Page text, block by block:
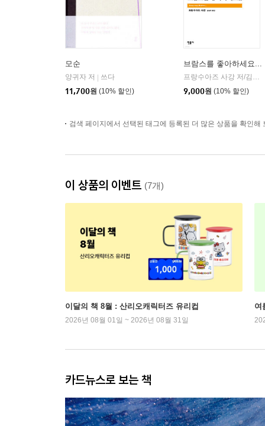
모순
양귀자 저
쓰다
11,700원 (10% 할인)
브람스를 좋아하세요...
프랑수아즈 사강 저/김남주 역
9,000원 (10% 할인)
검색 페이지에서 선택된 태그에 등록된 더 많은 상품을 확인해
이 상품의 이벤트 (7개)
이달의 책 8월 : 산리오캐릭터즈 유리컵
2026년 08월 01일 ~ 2026년 08월 31일
여
카드뉴스로 보는 책